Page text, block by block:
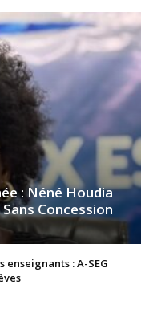
: Néné Houdia
Concession
enseignants : A-SEG